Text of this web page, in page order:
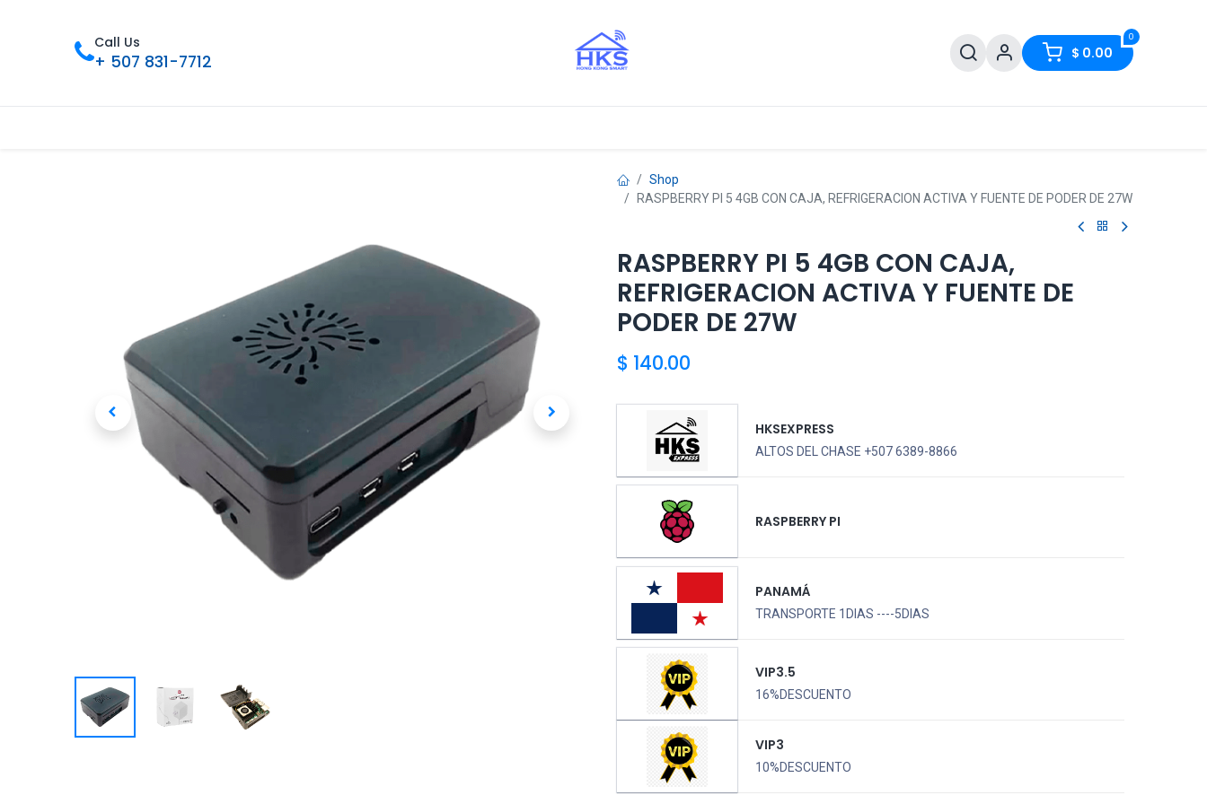
Call Us
+ 507 831-7712
0
$ 0.00
Shop
RASPBERRY PI 5 4GB CON CAJA, REFRIGERACION ACTIVA Y FUENTE DE PODER DE 27W
RASPBERRY PI 5 4GB CON CAJA,
REFRIGERACION ACTIVA Y FUENTE DE
PODER DE 27W
$ 140.00
HKSEXPRESS
ALTOS DEL CHASE +507 6389-8866
RASPBERRY PI
PANAMÁ
TRANSPORTE 1DIAS ----5DIAS
VIP3.5
16%DESCUENTO
VIP3
10%DESCUENTO